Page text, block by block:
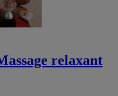
relaxant